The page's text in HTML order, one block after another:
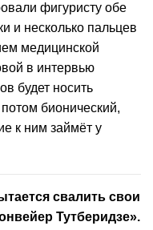
фигуристу обе
и несколько пальцев
медицинской
в интервью
будет носить
бионический,
к ним займёт у
свалить свои
Тутберидзе».